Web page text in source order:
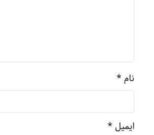
نام *
ایمیل *